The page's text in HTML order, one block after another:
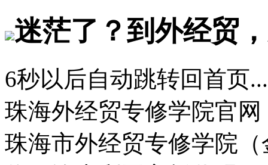
迷茫了？到外经贸
6秒以后自动跳转回首页...
珠海外经贸专修学院官网
珠海市外经贸专修学院